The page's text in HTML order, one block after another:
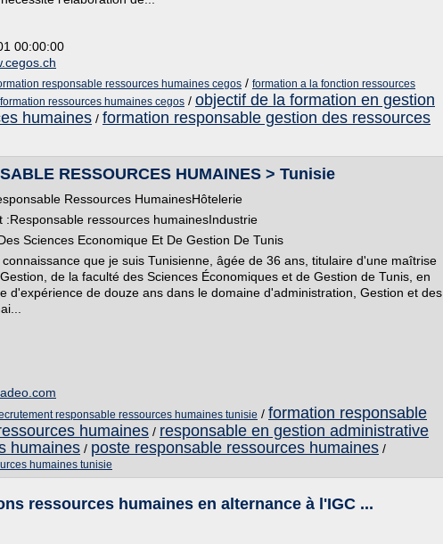
00:00:00
responsable ressources humaines cegos / formation a la fonction ressources
formation ressources humaines cegos / objectif de la formation en gestion
humaines / formation responsable gestion des ressources
RESSOURCES HUMAINES > Tunisie
Ressources HumainesHôtelerie
:Responsable ressources humainesIndustrie
Sciences Economique Et De Gestion De Tunis
que je suis Tunisienne, âgée de 36 ans, titulaire d'une maîtrise
de la faculté des Sciences Économiques et de Gestion de Tunis, en
d'expérience de douze ans dans le domaine d'administration, Gestion et des
responsable ressources humaines tunisie / formation responsable
humaines / responsable en gestion administrative
humaines / poste responsable ressources humaines /
humaines tunisie
ressources humaines en alternance à l'IGC ...